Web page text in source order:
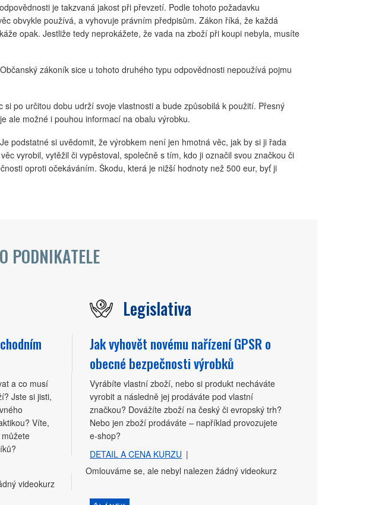
je takzvaná jakost při převzetí. Podle tohoto požadavku
obvykle používá, a vyhovuje právním předpisům. Zákon říká, že každá
opak. Jestliže tedy neprokážete, že vada na zboží při koupi nebyla, musíte
zákoník sice u tohoto druhého typu odpovědnosti nepoužívá pojmu
po určitou dobu udrží svoje vlastnosti a bude způsobilá k použití. Přesný
ale možné i pouhou informací na obalu výrobku.
podstatné si uvědomit, že výrobkem není jen hmotná věc, jak by si ji řada
vyrobil, vytěžil či vypěstoval, společně s tím, kdo ji označil svou značkou či
oproti očekáváním. Škodu, která je nižší hodnoty než 500 eur, byť ji
PODNIKATELE
a co musí
Jste si jisti,
Víte,
videokurz
Legislativa
Jak vyhovět novému nařízení GPSR o
obecné bezpečnosti výrobků
Vyrábíte vlastní zboží, nebo si produkt necháváte
vyrobit a následně jej prodáváte pod vlastní
značkou? Dovážíte zboží na český či evropský trh?
Nebo jen zboží prodáváte – například provozujete
e-shop?
DETAIL A CENA KURZU |
Omlouváme se, ale nebyl nalezen žádný videokurz